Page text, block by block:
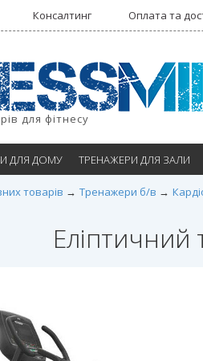
Консалтинг Оплата та
для фітнесу
ДЛЯ ДОМУ ТРЕНАЖЕРИ ДЛЯ ЗАЛИ
товарів Тренажери б/в